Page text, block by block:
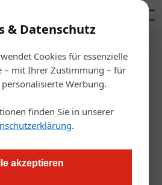
& Datenschutz
Cookies für essenzielle
– mit Ihrer Zustimmung – für
Werbung.
finden Sie in unserer
.
akzeptieren
Stefan Böning